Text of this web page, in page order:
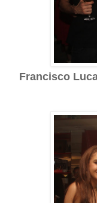
Francisco